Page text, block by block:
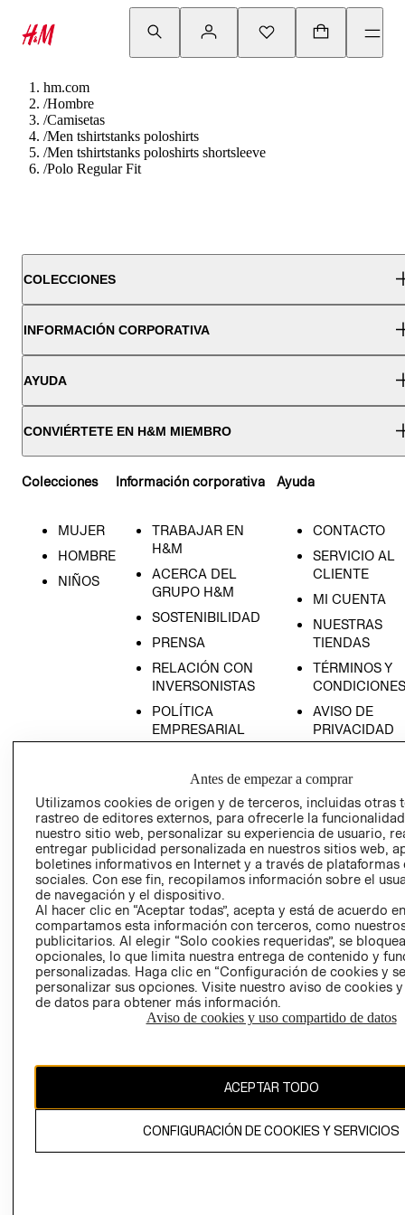
hm.com
/Hombre
/Camisetas
/Men tshirtstanks poloshirts
/Men tshirtstanks poloshirts shortsleeve
/Polo Regular Fit
COLECCIONES
INFORMACIÓN CORPORATIVA
AYUDA
CONVIÉRTETE EN H&M MIEMBRO
Colecciones
MUJER
HOMBRE
NIÑOS
Información corporativa
TRABAJAR EN
H&M
ACERCA DEL
GRUPO H&M
SOSTENIBILIDAD
PRENSA
RELACIÓN CON
INVERSONISTAS
POLÍTICA
EMPRESARIAL
Ayuda
CONTACTO
SERVICIO AL
CLIENTE
MI CUENTA
NUESTRAS
TIENDAS
TÉRMINOS Y
CONDICIONES
AVISO DE
PRIVACIDAD
AVISO DE
COOKIES
LIBRO DE
Ecuador ($)
CAMBIAR REGIÓN
El contenido de esta página web está protegido por copyright y es
propiedad de H&M Hennes & Mauritz AB.
Antes de empezar a comprar
Utilizamos cookies de origen y de terceros, incluidas otras
rastreo de editores externos, para ofrecerle la
nuestro sitio web, personalizar su experiencia de usuario,
entregar publicidad personalizada en nuestros sitios web,
boletines informativos en Internet y a través de plataformas
sociales. Con ese fin, recopilamos información sobre el
de navegación y el dispositivo.
Al hacer clic en “Aceptar todas”, acepta y está de acuerdo
compartamos esta información con terceros, como
publicitarios. Al elegir “Solo cookies requeridas”, se
opcionales, lo que limita nuestra entrega de contenido y
personalizadas. Haga clic en “Configuración de cookies y
personalizar sus opciones. Visite nuestro aviso de cookies
de datos para obtener más información.
Aviso de cookies y uso compartido de datos
ACEPTAR TODO
CONFIGURACIÓN DE COOKIES Y SERVICIOS